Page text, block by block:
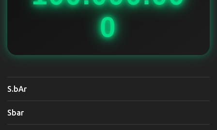
0
S.bAr
Sbar